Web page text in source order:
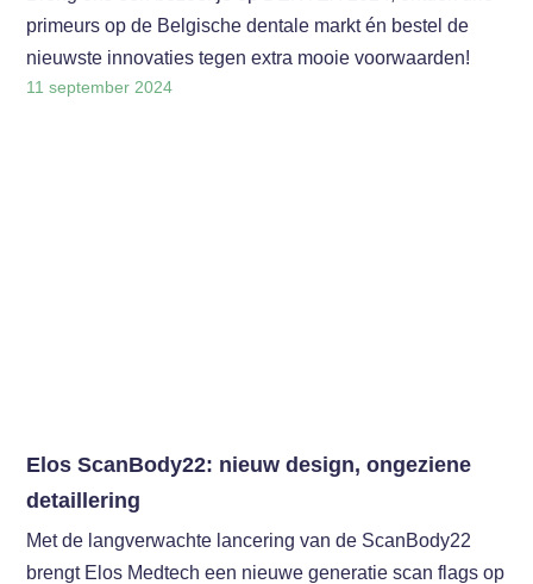
primeurs op de Belgische dentale markt én bestel de
nieuwste innovaties tegen extra mooie voorwaarden!
11 september 2024
Elos ScanBody22: nieuw design, ongeziene
detaillering
Met de langverwachte lancering van de ScanBody22
brengt Elos Medtech een nieuwe generatie scan flags op